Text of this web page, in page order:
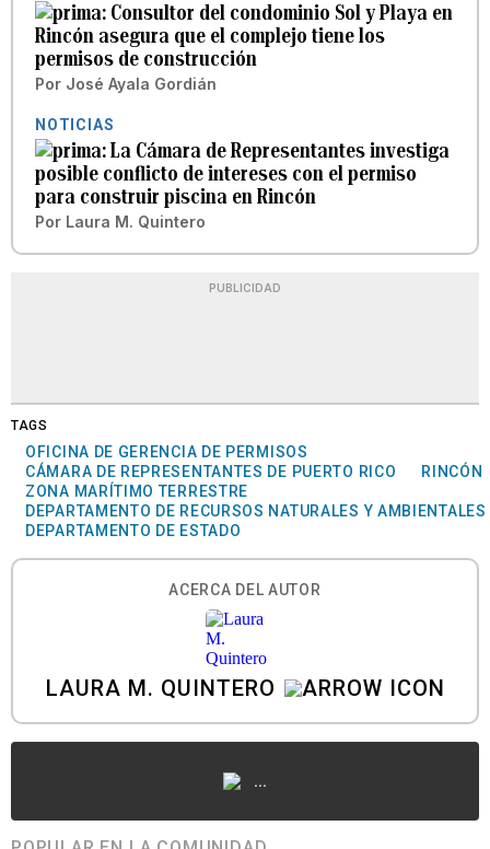
Consultor del condominio Sol y Playa en
Rincón asegura que el complejo tiene los
permisos de construcción
Por José Ayala Gordián
NOTICIAS
La Cámara de Representantes investiga
posible conflicto de intereses con el permiso
para construir piscina en Rincón
Por Laura M. Quintero
PUBLICIDAD
TAGS
OFICINA DE GERENCIA DE PERMISOS
CÁMARA DE REPRESENTANTES DE PUERTO RICO
RINCÓN
ZONA MARÍTIMO TERRESTRE
DEPARTAMENTO DE RECURSOS NATURALES Y AMBIENTALES
DEPARTAMENTO DE ESTADO
ACERCA DEL AUTOR
LAURA M. QUINTERO
...